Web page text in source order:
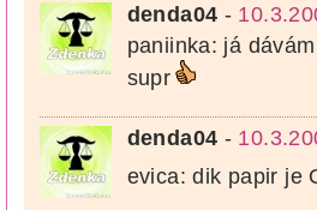
denda04 -
paniinka: já
supr
denda04 -
evica: dik papir je